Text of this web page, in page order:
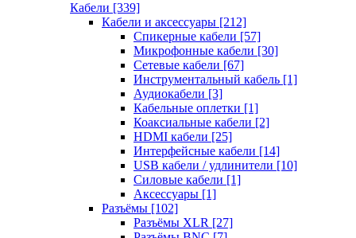
Кабели [339]
Кабели и аксессуары [212]
Спикерные кабели [57]
Микрофонные кабели [30]
Сетевые кабели [67]
Инструментальный кабель [1]
Аудиокабели [3]
Кабельные оплетки [1]
Коаксиальные кабели [2]
HDMI кабели [25]
Интерфейсные кабели [14]
USB кабели / удлинители [10]
Силовые кабели [1]
Аксессуары [1]
Разъёмы [102]
Разъёмы XLR [27]